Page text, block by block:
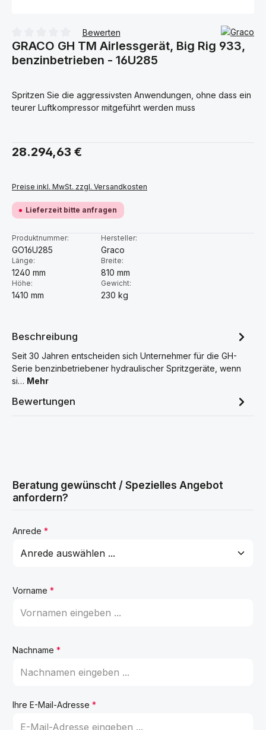
Durchschnittliche Bewertung von 0 von 5 Sternen
Bewerten
GRACO GH TM Airlessgerät, Big Rig 933,
benzinbetrieben - 16U285
Spritzen Sie die aggressivsten Anwendungen, ohne dass ein
teurer Luftkompressor mitgeführt werden muss
Regulärer Preis:
28.294,63 €
Preise inkl. MwSt. zzgl. Versandkosten
Lieferzeit bitte anfragen
Produktnummer:
GO16U285
Hersteller:
Graco
Länge:
1240 mm
Breite:
810 mm
Höhe:
1410 mm
Gewicht:
230 kg
Beschreibung
Seit 30 Jahren entscheiden sich Unternehmer für die GH-
Serie benzinbetriebener hydraulischer Spritzgeräte, wenn
si… Mehr
Bewertungen
Beratung gewünscht / Spezielles Angebot
anfordern?
Anrede *
Vorname *
Nachname *
Ihre E-Mail-Adresse *